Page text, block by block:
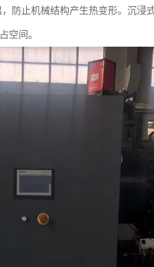
防止机械结构产生热变形。沉浸
空间。